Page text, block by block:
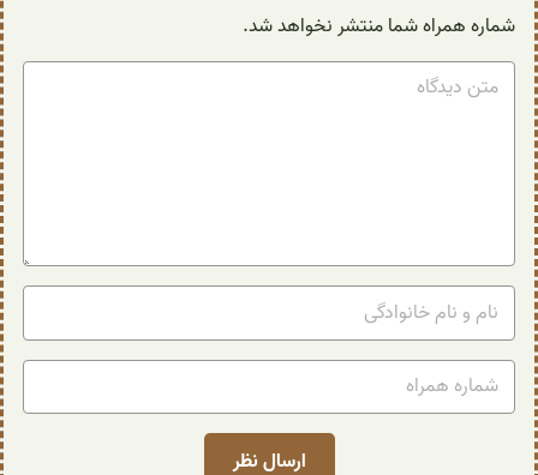
شماره همراه شما منتشر نخواهد شد.